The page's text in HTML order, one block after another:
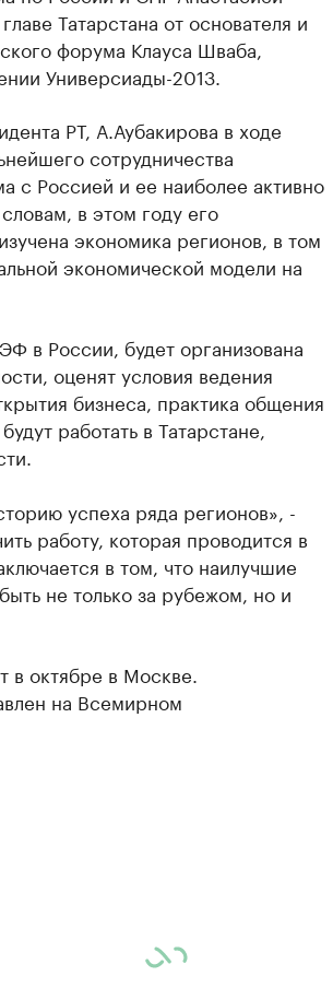
Татарстана от основателя и
форума Клауса Шваба,
Универсиады-2013.
РТ, А.Аубакирова в ходе
сотрудничества
с Россией и ее наиболее активно
в этом году его
экономика регионов, в том
экономической модели на
в России, будет организована
оценят условия ведения
бизнеса, практика общения
работать в Татарстане,
успеха ряда регионов», -
работу, которая проводится в
в том, что наилучшие
не только за рубежом, но и
в октябре в Москве.
на Всемирном